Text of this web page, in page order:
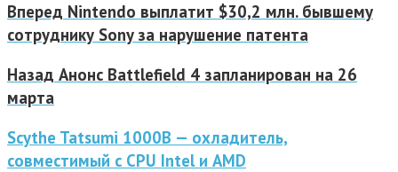
Вперед Nintendo выплатит $30,2 млн. бывшему
сотруднику Sony за нарушение патента
Назад Анонс Battlefield 4 запланирован на 26
марта
Scythe Tatsumi 1000B — охладитель,
совместимый с CPU Intel и AMD